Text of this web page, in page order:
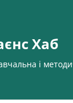
Хаб
і